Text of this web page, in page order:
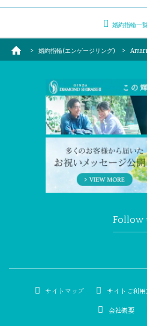
婚約指輪一
婚約指輪(エンゲージリング)
Follow
サイトマップ サイトご利用
会社概要